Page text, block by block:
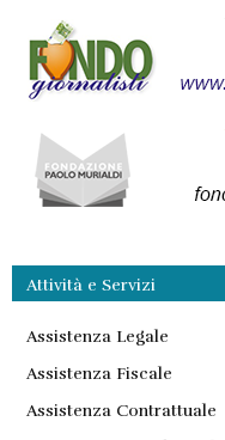
Attività e Servizi
Assistenza Legale
Assistenza Fiscale
Assistenza Contrattuale